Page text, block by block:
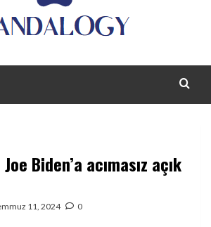
Biden’a acımasız açık
11, 2024 0